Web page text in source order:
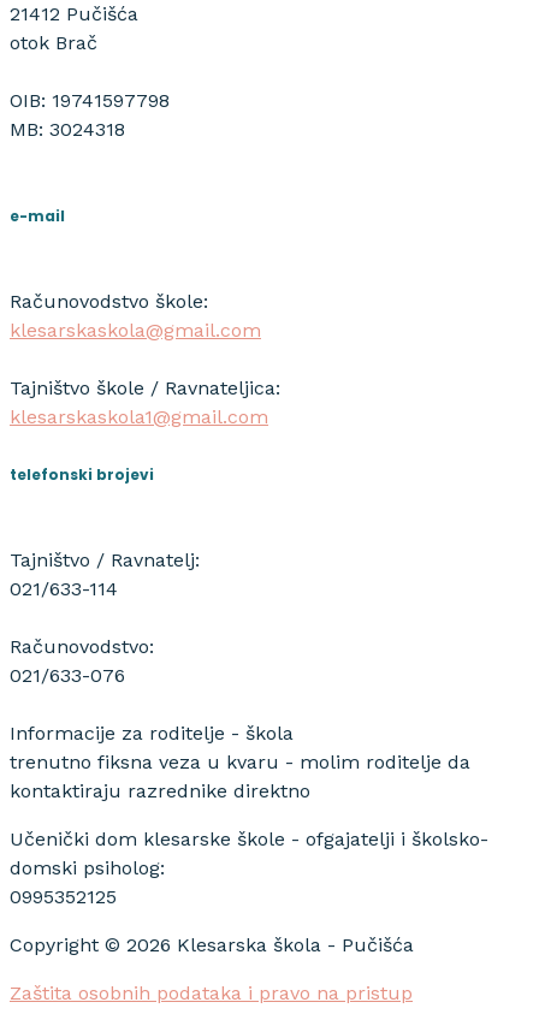
21412 Pučišća
otok Brač
OIB: 19741597798
MB: 3024318
e-mail
Računovodstvo škole:
klesarskaskola@gmail.com
Tajništvo škole / Ravnateljica:
klesarskaskola1@gmail.com
telefonski brojevi
Tajništvo / Ravnatelj:
021/633-114
Računovodstvo:
021/633-076
Informacije za roditelje - škola
trenutno fiksna veza u kvaru - molim roditelje da
kontaktiraju razrednike direktno
Učenički dom klesarske škole - ofgajatelji i školsko-
domski psiholog:
0995352125
Copyright © 2026 Klesarska škola - Pučišća
Zaštita osobnih podataka i pravo na pristup